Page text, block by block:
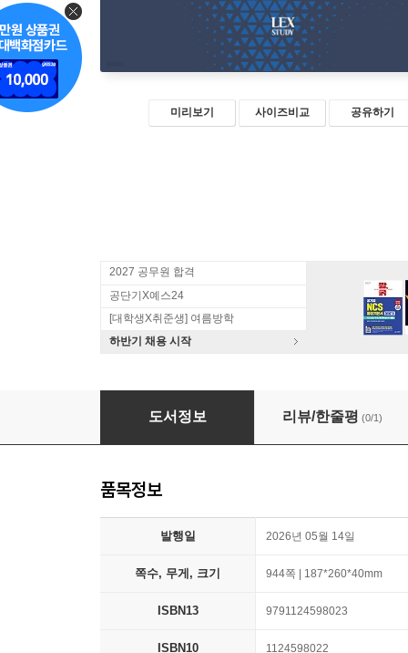
미리보기 사이즈비교 공유하기
2027 공무원 합격
공단기X예스24
[대학생X취준생] 여름방학
하반기 채용 시작
2027 정선 객관식총정리 형법각론
도서정보 리뷰/한줄평 (0/1)
품목정보
발행일 2026년 05월 14일
쪽수, 무게, 크기 944쪽 | 187*260*40mm
ISBN13 9791124598023
ISBN10 1124598022